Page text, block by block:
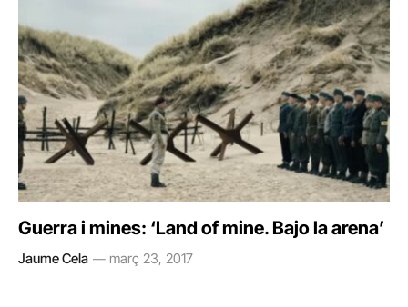
Guerra i mines: ‘Land of mine. Bajo la arena’
Jaume Cela març 23, 2017